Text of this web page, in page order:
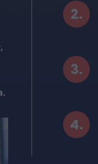
2.
3.
4.